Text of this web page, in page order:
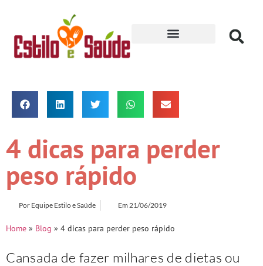
4 dicas para perder
peso rápido
Por Equipe Estilo e Saúde Em 21/06/2019
Home » Blog » 4 dicas para perder peso rápido
Cansada de fazer milhares de dietas ou